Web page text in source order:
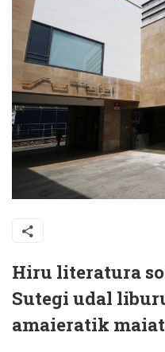
Hiru literatura
Sutegi udal
amaieratik